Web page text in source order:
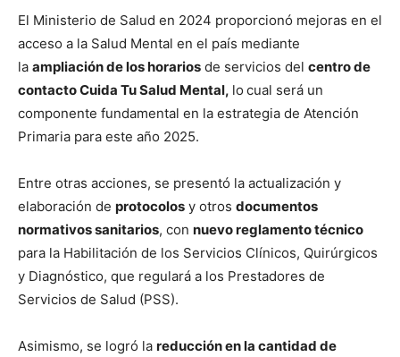
El Ministerio de Salud en 2024 proporcionó mejoras en el
acceso a la Salud Mental en el país mediante
la ampliación de los horarios de servicios del centro de
contacto Cuida Tu Salud Mental, lo cual será un
componente fundamental en la estrategia de Atención
Primaria para este año 2025.
Entre otras acciones, se presentó la actualización y
elaboración de protocolos y otros documentos
normativos sanitarios, con nuevo reglamento técnico
para la Habilitación de los Servicios Clínicos, Quirúrgicos
y Diagnóstico, que regulará a los Prestadores de
Servicios de Salud (PSS).
Asimismo, se logró la reducción en la cantidad de